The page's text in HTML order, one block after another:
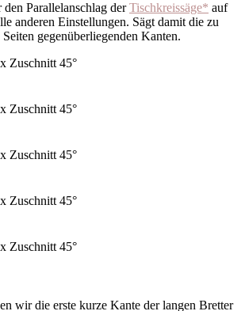
Parallelanschlag derTischkreissäge* auf
anderen Einstellungen. Sägt damit die zu
Seiten gegenüberliegenden Kanten.
wir die erste kurze Kante der langen Bretter